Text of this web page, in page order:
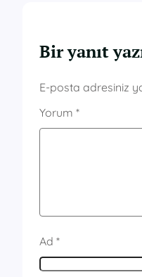
Bir yanıt
E-posta adresiniz
Yorum *
Ad *